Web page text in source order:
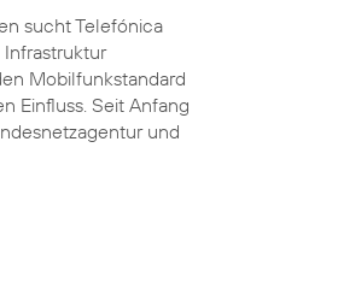
sucht Telefónica
Mobilfunkstandard
Einfluss. Seit Anfang
und